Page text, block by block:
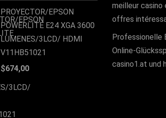
PROYECTOR/EPSON
POWERLITE E24 XGA 3600
LUMENES/3LCD/ HDMI
V11HB51021
$674,00
meilleur casino
offres
Professionelle
Online-
casino1.at und